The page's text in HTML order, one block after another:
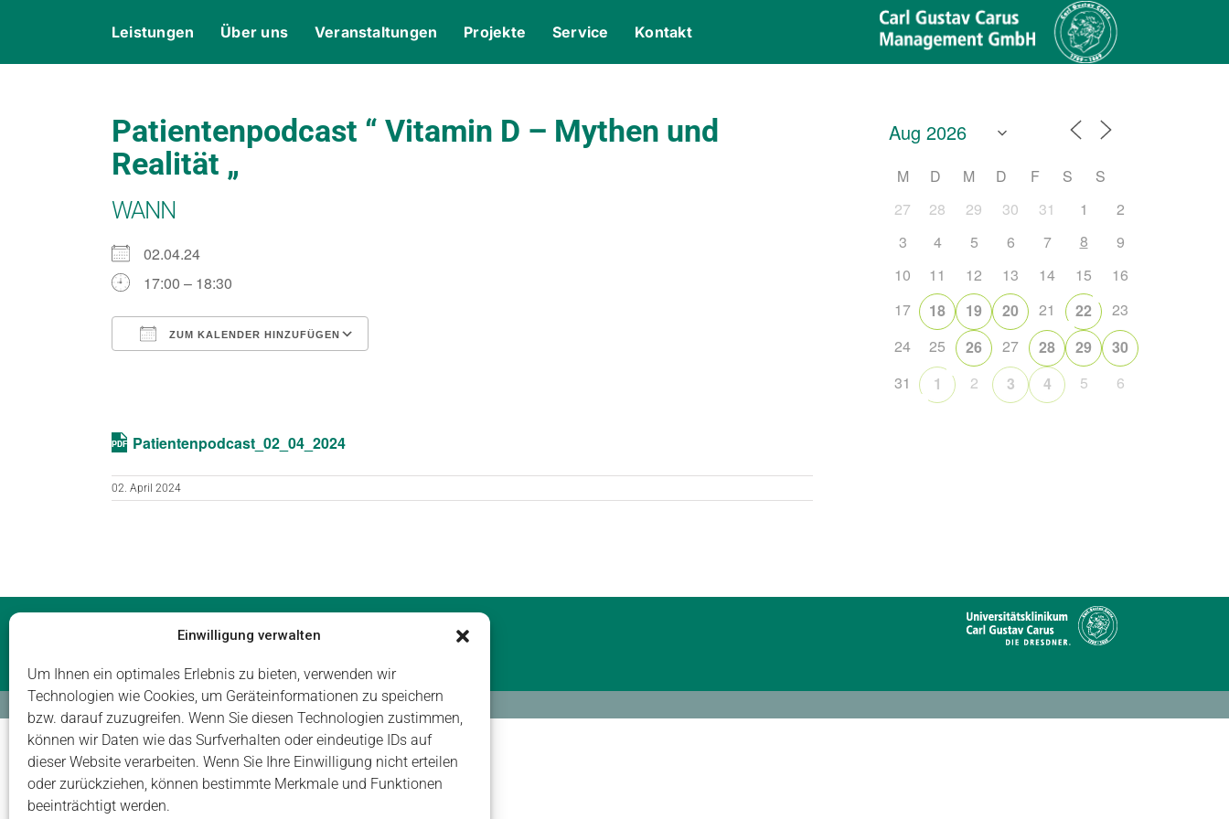
Einwilligung verwalten
Um Ihnen ein optimales Erlebnis zu bieten, verwenden wir
Technologien wie Cookies, um Geräteinformationen zu speichern
bzw. darauf zuzugreifen. Wenn Sie diesen Technologien zustimmen,
können wir Daten wie das Surfverhalten oder eindeutige IDs auf
dieser Website verarbeiten. Wenn Sie Ihre Einwilligung nicht erteilen
oder zurückziehen, können bestimmte Merkmale und Funktionen
beeinträchtigt werden.
Leistungen Über uns Veranstaltungen Projekte Service Kontakt
Patientenpodcast “ Vitamin D – Mythen und
Realität „
WANN
02.04.24
17:00 – 18:30
ZUM KALENDER HINZUFÜGEN
Office 365 Outlook Live
Patientenpodcast_02_04_2024
02. April 2024
M D M D F S
S
27
28 29 30 31 1
2
3
4 5 6 7 8
9
10
11 12 13 14 15
16
17
18 19 20 21 22
23
24
25 26 27 28 29
30
31
1 2 3 4 5 6
© Carus Management GmbH